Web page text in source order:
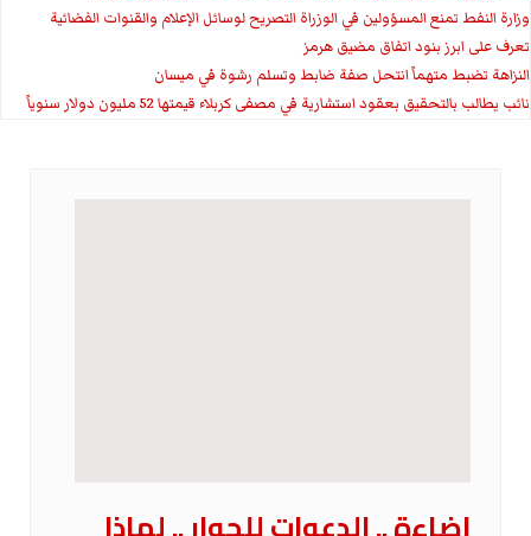
وزارة النفط تمنع المسؤولين في الوزراة التصريح لوسائل الإعلام والقنوات الفضائية
تعرف على ابرز بنود اتفاق مضيق هرمز
النزاهة تضبط متهماً انتحل صفة ضابط وتسلم رشوة في ميسان
نائب يطالب بالتحقيق بعقود استشارية في مصفى كربلاء قيمتها 52 مليون دولار سنوياً